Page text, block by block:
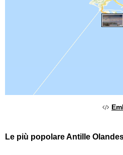
Le più popolare Antille